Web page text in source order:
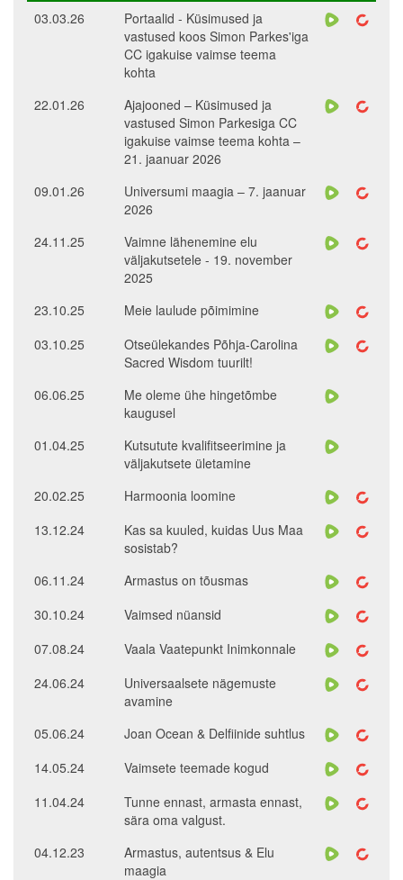
03.03.26
Portaalid - Küsimused ja
vastused koos Simon Parkes'iga
CC igakuise vaimse teema
kohta
22.01.26
Ajajooned – Küsimused ja
vastused Simon Parkesiga CC
igakuise vaimse teema kohta –
21. jaanuar 2026
09.01.26
Universumi maagia – 7. jaanuar
2026
24.11.25
Vaimne lähenemine elu
väljakutsetele - 19. november
2025
23.10.25
Meie laulude põimimine
03.10.25
Otseülekandes Põhja-Carolina
Sacred Wisdom tuurilt!
06.06.25
Me oleme ühe hingetõmbe
kaugusel
01.04.25
Kutsutute kvalifitseerimine ja
väljakutsete ületamine
20.02.25
Harmoonia loomine
13.12.24
Kas sa kuuled, kuidas Uus Maa
sosistab?
06.11.24
Armastus on tõusmas
30.10.24
Vaimsed nüansid
07.08.24
Vaala Vaatepunkt Inimkonnale
24.06.24
Universaalsete nägemuste
avamine
05.06.24
Joan Ocean & Delfiinide suhtlus
14.05.24
Vaimsete teemade kogud
11.04.24
Tunne ennast, armasta ennast,
sära oma valgust.
04.12.23
Armastus, autentsus & Elu
maagia